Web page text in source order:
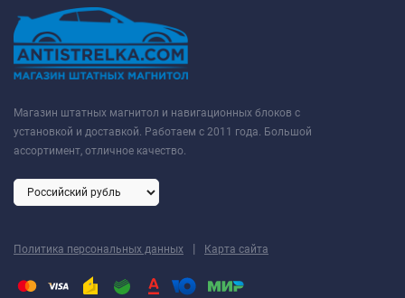
Магазин штатных магнитол и навигационных блоков с
установкой и доставкой. Работаем с 2011 года. Большой
ассортимент, отличное качество.
Политика персональных данных | Карта сайта